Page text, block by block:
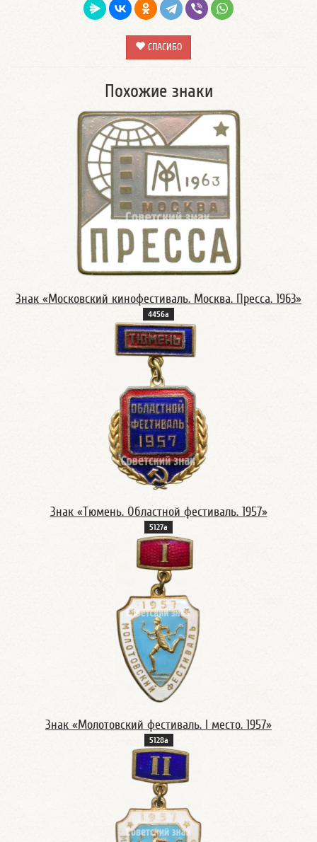
СПАСИБО
Похожие знаки
Знак «Московский кинофестиваль. Москва. Пресса. 1963»
4456а
Знак «Тюмень. Областной фестиваль. 1957»
5127а
Знак «Молотовский фестиваль. I место. 1957»
5128а